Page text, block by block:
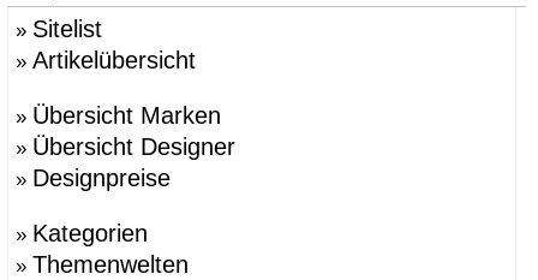
» Sitelist
» Artikelübersicht
» Übersicht Marken
» Übersicht Designer
» Designpreise
» Kategorien
» Themenwelten